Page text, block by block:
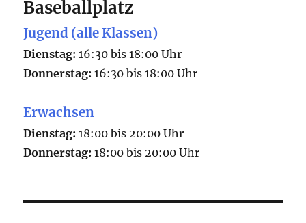
Baseballplatz
Jugend (alle Klassen)
Dienstag: 16:30 bis 18:00 Uhr
Donnerstag: 16:30 bis 18:00 Uhr
Erwachsen
Dienstag: 18:00 bis 20:00 Uhr
Donnerstag: 18:00 bis 20:00 Uhr